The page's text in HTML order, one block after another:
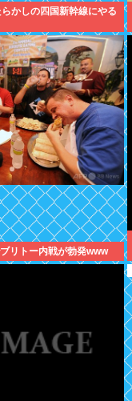
かしの四国新幹線にやる
リトー内戦が勃発www